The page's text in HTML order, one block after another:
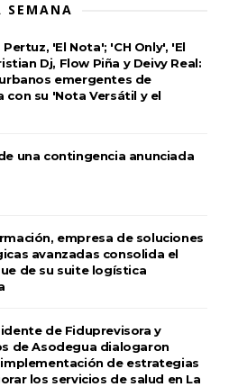
SEMANA
Pertuz, 'El Nota'; 'CH Only', 'El
Dj, Flow Piña y Deivy Real:
emergentes de
con su 'Nota Versátil y el
una contingencia anunciada
empresa de soluciones
avanzadas consolida el
de su suite logística
de Fiduprevisora y
de Asodegua dialogaron
de estrategias
los servicios de salud en La